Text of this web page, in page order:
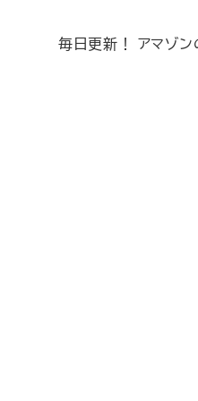
毎日更新！ アマゾン